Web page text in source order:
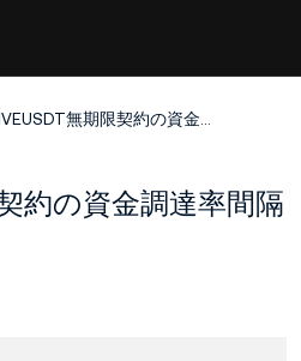
HIVEUSDT無期限契約の資金調達率間隔の変更（06-04）
約の資金調達率間隔